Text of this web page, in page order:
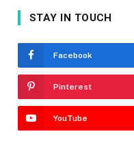
STAY IN TOUCH
Facebook
Pinterest
YouTube